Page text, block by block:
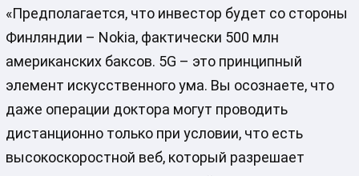
«Предполагается, что инвестор будет со стороны
Финляндии – Nokia, фактически 500 млн
американских баксов. 5G – это принципный
элемент искусственного ума. Вы осознаете, что
даже операции доктора могут проводить
дистанционно только при условии, что есть
высокоскоростной веб, который разрешает